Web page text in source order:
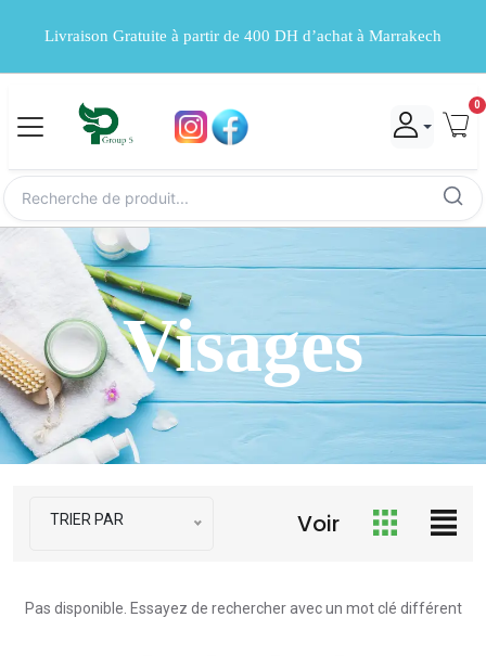
Livraison Gratuite à partir de 400 DH d’achat à Marrakech
0
Visages
TRIER PAR Voir
Pas disponible. Essayez de rechercher avec un mot clé différent